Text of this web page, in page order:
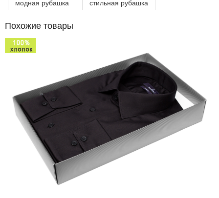
модная рубашка стильная рубашка
Похожие товары